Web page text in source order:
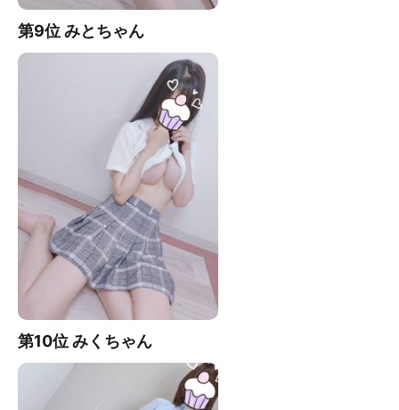
第9位 みとちゃん
第10位 みく ちゃん